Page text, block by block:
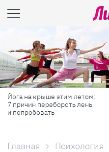
Йога на крыше этим летом:
7 причин перебороть лень
и попробовать
Главная Психология